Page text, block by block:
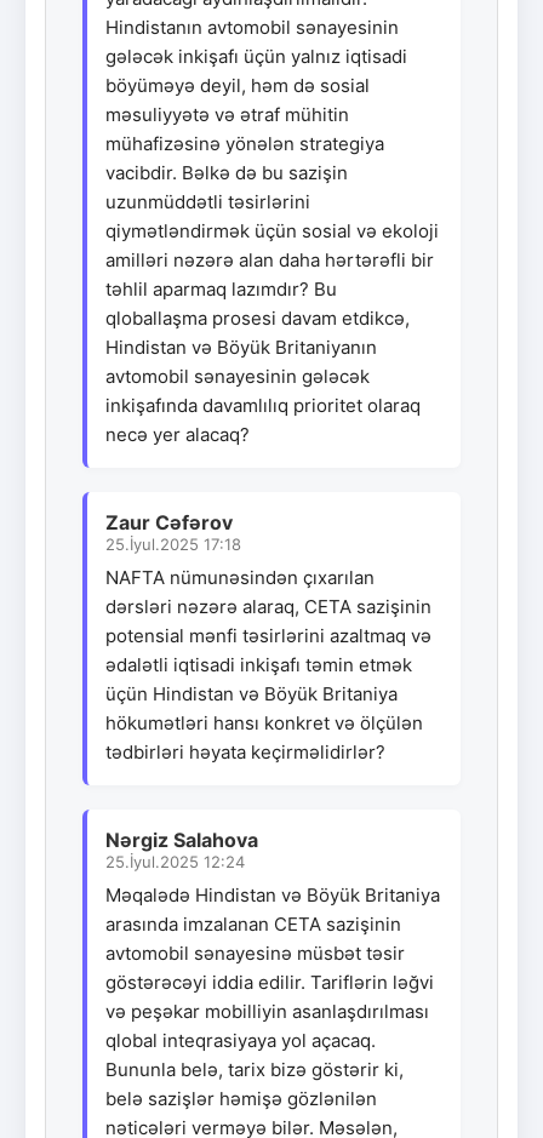
Hindistanın avtomobil sənayesinin
gələcək inkişafı üçün yalnız iqtisadi
böyüməyə deyil, həm də sosial
məsuliyyətə və ətraf mühitin
mühafizəsinə yönələn strategiya
vacibdir. Bəlkə də bu sazişin
uzunmüddətli təsirlərini
qiymətləndirmək üçün sosial və ekoloji
amilləri nəzərə alan daha hərtərəfli bir
təhlil aparmaq lazımdır? Bu
qloballaşma prosesi davam etdikcə,
Hindistan və Böyük Britaniyanın
avtomobil sənayesinin gələcək
inkişafında davamlılıq prioritet olaraq
necə yer alacaq?
Zaur Cəfərov
25.İyul.2025 17:18
NAFTA nümunəsindən çıxarılan
dərsləri nəzərə alaraq, CETA sazişinin
potensial mənfi təsirlərini azaltmaq və
ədalətli iqtisadi inkişafı təmin etmək
üçün Hindistan və Böyük Britaniya
hökumətləri hansı konkret və ölçülən
tədbirləri həyata keçirməlidirlər?
Nərgiz Salahova
25.İyul.2025 12:24
Məqalədə Hindistan və Böyük Britaniya
arasında imzalanan CETA sazişinin
avtomobil sənayesinə müsbət təsir
göstərəcəyi iddia edilir. Tariflərin ləğvi
və peşəkar mobilliyin asanlaşdırılması
qlobal inteqrasiyaya yol açacaq.
Bununla belə, tarix bizə göstərir ki,
belə sazişlər həmişə gözlənilən
nəticələri verməyə bilər. Məsələn,